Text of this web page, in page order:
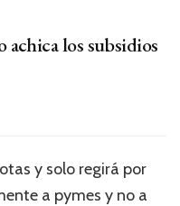
los subsidios
y solo regirá por
a pymes y no a